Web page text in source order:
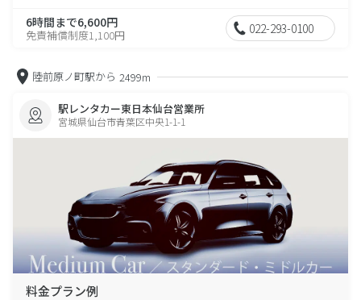
6時間まで6,600円
免責補償制度1,100円 022-293-0100
陸前原ノ町駅から 2499m
駅レンタカー東日本仙台営業所
宮城県仙台市青葉区中央1-1-1
料金プラン例